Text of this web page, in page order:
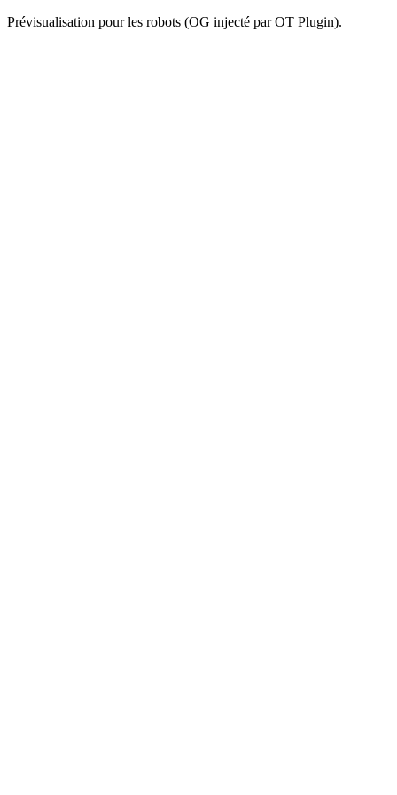
Prévisualisation pour les robots (OG injecté par OT Plugin).